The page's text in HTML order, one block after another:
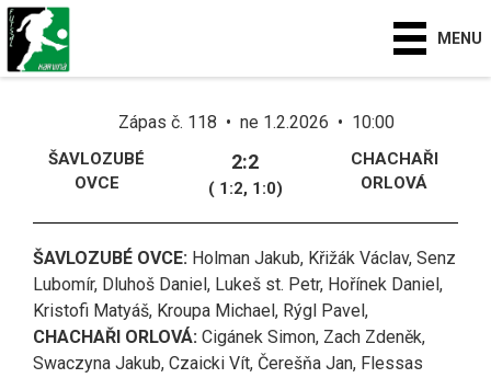
MENU
Zápas č. 118 • ne 1.2.2026 • 10:00
ŠAVLOZUBÉ
OVCE
2:2
( 1:2, 1:0)
CHACHAŘI
ORLOVÁ
ŠAVLOZUBÉ OVCE: Holman Jakub, Křižák Václav, Senz
Lubomír, Dluhoš Daniel, Lukeš st. Petr, Hořínek Daniel,
Kristofi Matyáš, Kroupa Michael, Rýgl Pavel,
CHACHAŘI ORLOVÁ: Cigánek Simon, Zach Zdeněk,
Swaczyna Jakub, Czaicki Vít, Čerešňa Jan, Flessas